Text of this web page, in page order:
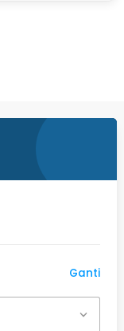
Ganti